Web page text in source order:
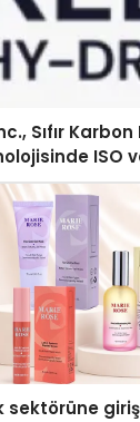
Sıfır Karbon
ISO
Aldı
sektörüne